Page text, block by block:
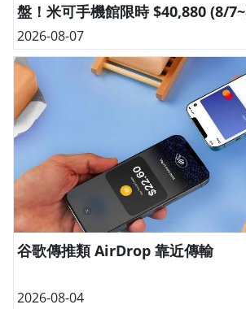
盤！米可手機館限時 $40,880 (8/
2026-08-07
谷歌傳推類 AirDrop 靠近傳輸
2026-08-04